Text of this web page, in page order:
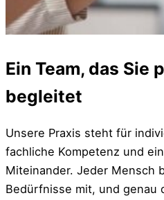
Ein Team, das Sie
begleitet
Unsere Praxis steht für
fachliche Kompetenz und
Miteinander. Jeder Mensch
Bedürfnisse mit, und genau